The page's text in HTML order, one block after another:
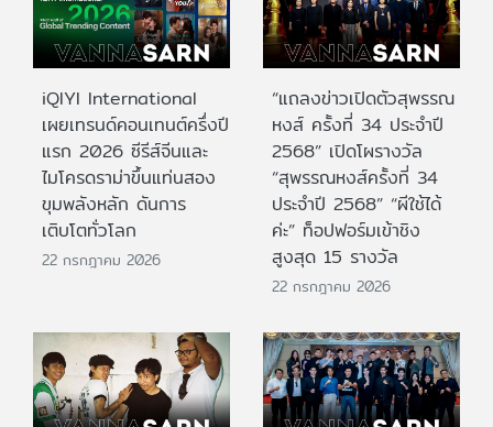
iQIYI International
เผยเทรนด์คอนเทนต์ครึ่งปี
แรก 2026 ซีรีส์จีนและ
ไมโครดราม่าขึ้นแท่นสอง
ขุมพลังหลัก ดันการ
เติบโตทั่วโลก
22 กรกฎาคม 2026
“แถลงข่าวเปิดตัวสุพรรณ
หงส์ ครั้งที่ 34 ประจำปี
2568” เปิดโผรางวัล
“สุพรรณหงส์ครั้งที่ 34
ประจำปี 2568” “ผีใช้ได้
ค่ะ” ท็อปฟอร์มเข้าชิง
สูงสุด 15 รางวัล
22 กรกฎาคม 2026